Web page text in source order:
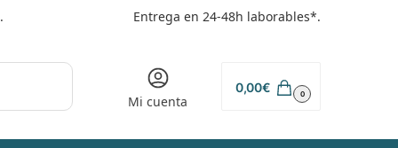
Entrega en 24-48h laborables*.
Mi cuenta
0,00€ 0